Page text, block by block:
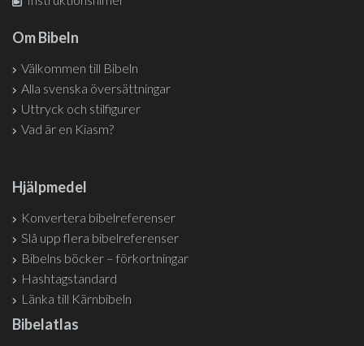
Om Bibeln
Välkommen till Bibeln
Alla svenska översättningar
Uttryck och stilfigurer
Vad är en Kiasm?
Hjälpmedel
Konvertera bibelreferenser
Slå upp flera bibelreferenser
Bibelns böcker – förkortningar
Hashtagstandard
Länka till Kärnbibeln
Bibelatlas